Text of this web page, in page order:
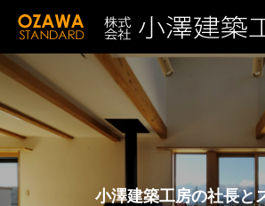
建 築工房の社長とスタッ